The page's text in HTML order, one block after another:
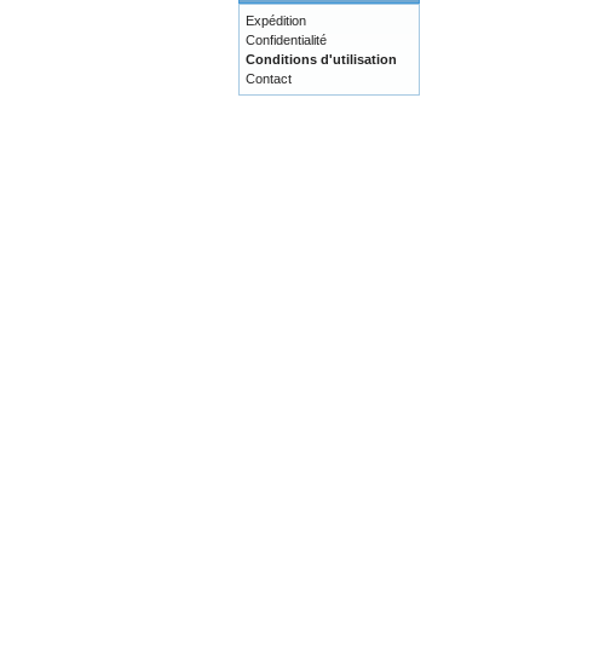
Expédition
Confidentialité
Conditions d'utilisation
Contact